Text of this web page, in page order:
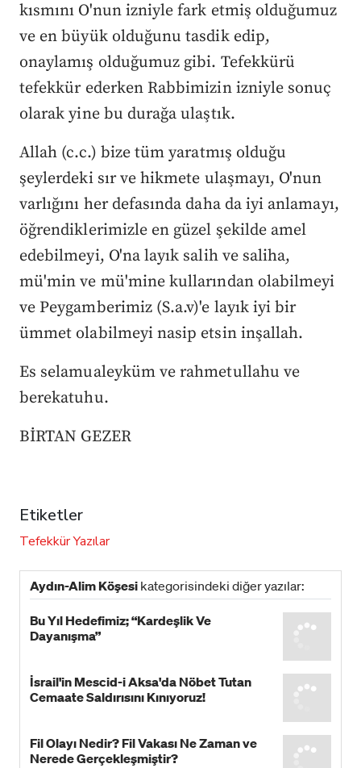
kısmını O'nun izniyle fark etmiş olduğumuz
ve en büyük olduğunu tasdik edip,
onaylamış olduğumuz gibi. Tefekkürü
tefekkür ederken Rabbimizin izniyle sonuç
olarak yine bu durağa ulaştık.
Allah (c.c.) bize tüm yaratmış olduğu
şeylerdeki sır ve hikmete ulaşmayı, O'nun
varlığını her defasında daha da iyi anlamayı,
öğrendiklerimizle en güzel şekilde amel
edebilmeyi, O'na layık salih ve saliha,
mü'min ve mü'mine kullarından olabilmeyi
ve Peygamberimiz (S.a.v)'e layık iyi bir
ümmet olabilmeyi nasip etsin inşallah.
Es selamualeyküm ve rahmetullahu ve
berekatuhu.
BİRTAN GEZER
Etiketler
TefekkürYazılar
Aydın-Alim Köşesi kategorisindeki diğer yazılar:
Bu Yıl Hedefimiz; “Kardeşlik Ve
Dayanışma”
İsrail'in Mescid-i Aksa'da Nöbet Tutan
Cemaate Saldırısını Kınıyoruz!
Fil Olayı Nedir? Fil Vakası Ne Zaman ve
Nerede Gerçekleşmiştir?